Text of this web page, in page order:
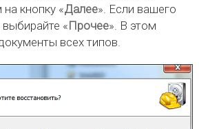
кнопку «Далее». Если вашего
«Прочее». В этом
всех типов.